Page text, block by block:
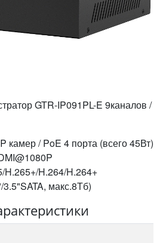
GTR-IP091PL-E 9каналов /
камер / PoE 4 порта (всего 45Вт)
H.264/H.264+
макс.8Тб)